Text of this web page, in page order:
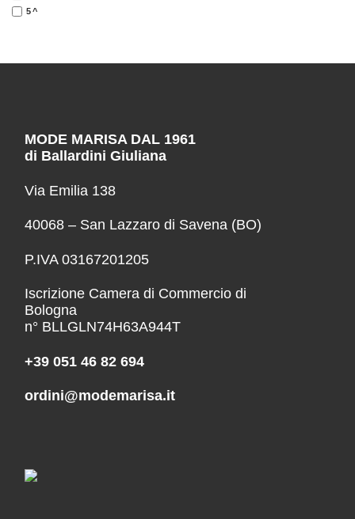
5^
MODE MARISA DAL 1961
di Ballardini Giuliana
Via Emilia 138
40068 – San Lazzaro di Savena (BO)
P.IVA 03167201205
Iscrizione Camera di Commercio di
Bologna
n° BLLGLN74H63A944T
+39 051 46 82 694
ordini@modemarisa.it